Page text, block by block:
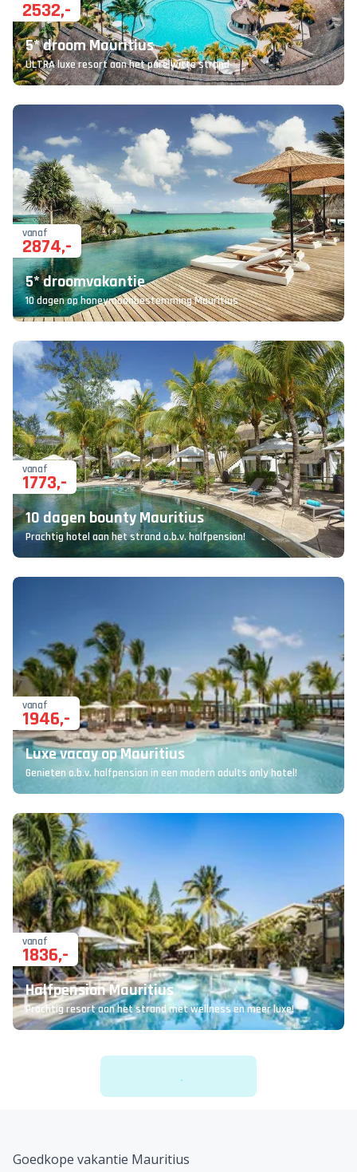
2532,-
5* droom Mauritius
ULTRA luxe resort aan het parelwitte strand
vanaf
2874,-
5* droomvakantie
10 dagen op honeymoonbestemming Mauritius
vanaf
1773,-
10 dagen bounty Mauritius
Prachtig hotel aan het strand o.b.v. halfpension!
vanaf
1946,-
Luxe vacay op Mauritius
Genieten o.b.v. halfpension in een modern adults only hotel!
vanaf
1836,-
Halfpension Mauritius
Prachtig resort aan het strand met wellness en meer luxe!
Goedkope vakantie Mauritius